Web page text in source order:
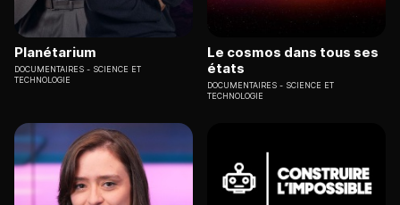
Planétarium
DOCUMENTAIRES
SCIENCE ET
TECHNOLOGIE
Le cosmos dans tous ses
états
DOCUMENTAIRES
SCIENCE ET
TECHNOLOGIE